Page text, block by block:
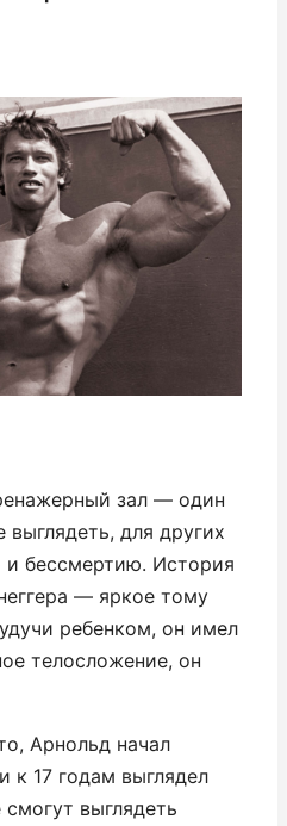
зал — один
выглядеть, для других
и бессмертию. История
— яркое тому
ребенком, он имел
телосложение, он
Арнольд начал
к 17 годам выглядел
выглядеть